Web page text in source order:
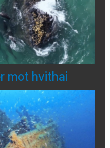
mot hvithai